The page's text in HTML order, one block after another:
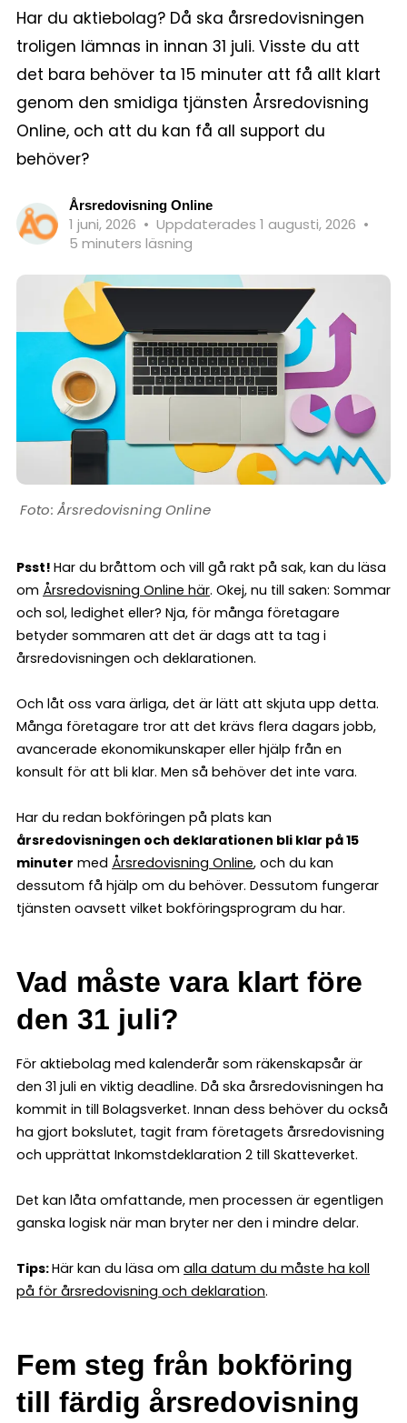
Har du aktiebolag? Då ska årsredovisningen
troligen lämnas in innan 31 juli. Visste du att
det bara behöver ta 15 minuter att få allt klart
genom den smidiga tjänsten Årsredovisning
Online, och att du kan få all support du
behöver?
Årsredovisning Online
1 juni, 2026 • Uppdaterades 1 augusti, 2026 •
5 minuters läsning
Årsredovisning Online
Psst! Har du bråttom och vill gå rakt på sak, kan du läsa
om Årsredovisning Online här. Okej, nu till saken: Sommar
och sol, ledighet eller? Nja, för många företagare
betyder sommaren att det är dags att ta tag i
årsredovisningen och deklarationen.
Och låt oss vara ärliga, det är lätt att skjuta upp detta.
Många företagare tror att det krävs flera dagars jobb,
avancerade ekonomikunskaper eller hjälp från en
konsult för att bli klar. Men så behöver det inte vara.
Har du redan bokföringen på plats kan
årsredovisningen och deklarationen bli klar på 15
minuter med Årsredovisning Online, och du kan
dessutom få hjälp om du behöver. Dessutom fungerar
tjänsten oavsett vilket bokföringsprogram du har.
Vad måste vara klart före
den 31 juli?
För aktiebolag med kalenderår som räkenskapsår är
den 31 juli en viktig deadline. Då ska årsredovisningen ha
kommit in till Bolagsverket. Innan dess behöver du också
ha gjort bokslutet, tagit fram företagets årsredovisning
och upprättat Inkomstdeklaration 2 till Skatteverket.
Det kan låta omfattande, men processen är egentligen
ganska logisk när man bryter ner den i mindre delar.
Tips:Här kan du läsa om alla datum du måste ha koll
på för årsredovisning och deklaration.
Fem steg från bokföring
till färdig årsredovisning